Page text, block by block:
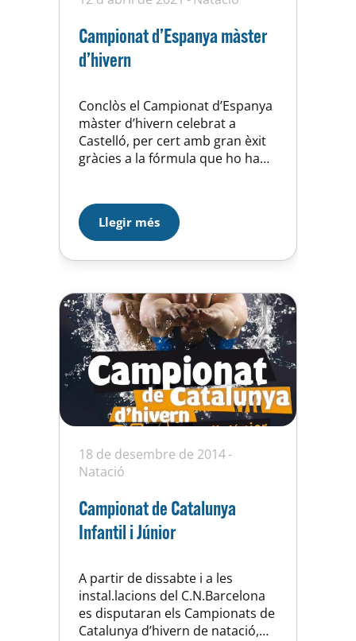
Campionat d’Espanya màster
d’hivern
Conclòs el Campionat d’Espanya
màster d’hivern celebrat a
Castelló, per cert amb gran èxit
gràcies a la fórmula que ho ha
participants, organització i
oficials. Les sis medalles
obtingudes pels quatre
nedadors de la Unió Esportiva
la…
Llegir més
18 de desembre de 2014
Natació
Campionat de Catalunya
Infantil i Júnior
A partir de dissabte i a les
instal.lacions del C.N.Barcelona
es disputaran els Campionats de
Catalunya d’hivern de natació,